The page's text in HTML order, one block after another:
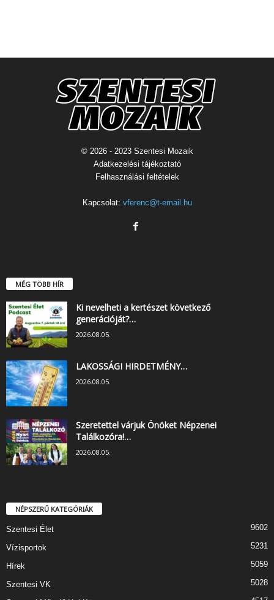
© 2026 - 2023 Szentesi Mozaik
Adatkezelési tájékoztató
Felhasználási feltételek
Kapcsolat: vferenc@t-email.hu
MÉG TÖBB HÍR
Ki nevelheti a kertészet következő
generációját?…
2026.08.05.
LAKOSSÁGI HIRDETMÉNY…
2026.08.05.
Szeretettel várjuk Önöket Népzenei
Találkozóra!…
2026.08.05.
NÉPSZERŰ KATEGÓRIÁK
Szentesi Élet 9602
Vízisportok 5231
Hírek 5059
Szentesi VK 5028